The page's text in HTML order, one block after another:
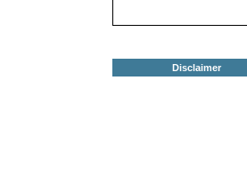
Disclaimer